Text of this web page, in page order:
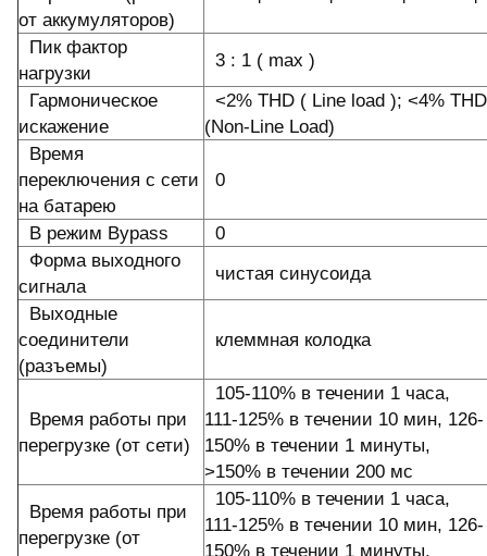
от аккумуляторов)
Пик фактор
нагрузки
3 : 1 ( max )
Гармоническое
искажение
<2% THD ( Line load ); <4% THD
(Non-Line Load)
Время
переключения с сети
на батарею
0
В режим Bypass
0
Форма выходного
сигнала
чистая синусоида
Выходные
соединители
(разъемы)
клеммная колодка
Время работы при
перегрузке (от сети)
105-110% в течении 1 часа,
111-125% в течении 10 мин, 126-
150% в течении 1 минуты,
>150% в течении 200 мс
Время работы при
перегрузке (от
105-110% в течении 1 часа,
111-125% в течении 10 мин, 126-
150% в течении 1 минуты,